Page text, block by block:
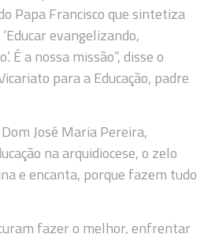
Papa Francisco que sintetiza
evangelizando,
É a nossa missão”, disse o
para a Educação, padre
José Maria Pereira,
na arquidiocese, o zelo
e encanta, porque fazem tudo
fazer o melhor, enfrentar